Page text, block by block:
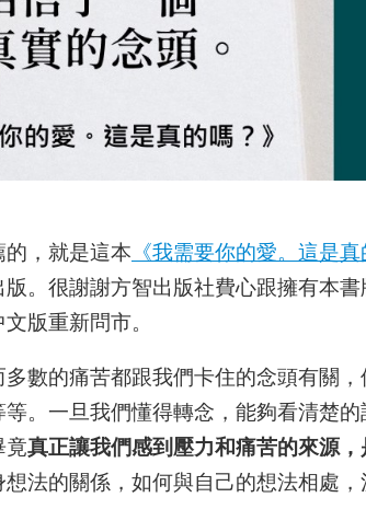
，就是這本 《我需要你的愛。這是真
。很謝謝方智出版社費心跟擁有本書
版重新問市。
數的痛苦都跟我們卡住的念頭有關，
。一旦我們懂得轉念，能夠看清楚
竟真正讓我們感到壓力和痛苦的來源
法的關係，如何與自己的想法相處